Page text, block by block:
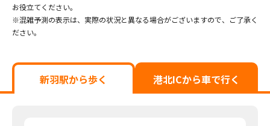
お役立てください。
※混雑予測の表示は、実際の状況と異なる場合がございますので、ご了承く
ださい。
新羽駅から歩く 港北ICから車で行く